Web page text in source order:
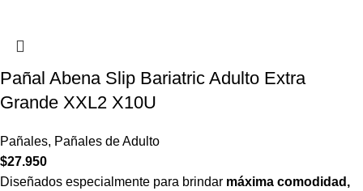
Pañal Abena Slip Bariatric Adulto Extra
Grande XXL2 X10U
Pañales, Pañales de Adulto
$27.950
Diseñados especialmente para brindar máxima comodidad,